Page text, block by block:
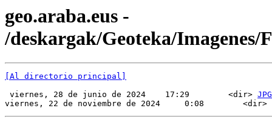
geo.araba.eus -
/deskargak/Geoteka/Imagenes/
[Al directorio principal]
viernes, 28 de junio de 2024    17:29        <dir> JPG
viernes, 22 de noviembre de 2024     0:08        <dir>